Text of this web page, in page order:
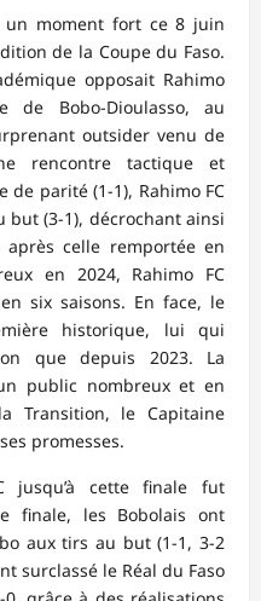
un moment fort ce 8 juin
de la Coupe du Faso.
opposait Rahimo
de Bobo-Dioulasso, au
outsider venu de
rencontre tactique et
de parité (1-1), Rahimo FC
(3-1), décrochant ainsi
après celle remportée en
en 2024, Rahimo FC
six saisons. En face, le
historique, lui qui
que depuis 2023. La
public nombreux et en
Transition, le Capitaine
promesses.
jusqu’à cette finale fut
finale, les Bobolais ont
aux tirs au but (1-1, 3-2
surclassé le Réal du Faso